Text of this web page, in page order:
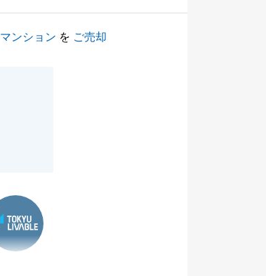
マンション を ご売却